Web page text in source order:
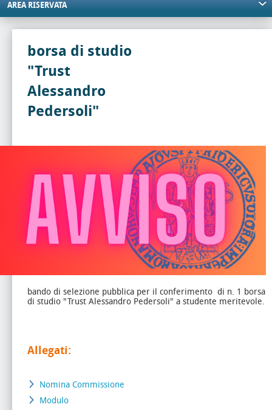
AREA RISERVATA
borsa di studio
"Trust
Alessandro
Pedersoli"
bando di selezione pubblica per il conferimento di n. 1 borsa
di studio "Trust Alessandro Pedersoli" a studente meritevole.
Allegati:
Nomina Commissione
Modulo